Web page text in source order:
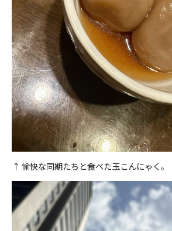
↑ 愉快な同期たちと食べた玉こんにゃく。